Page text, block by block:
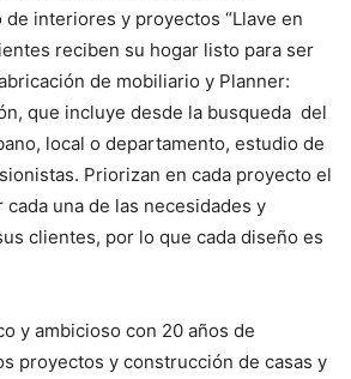
interiores y proyectos “Llave en
reciben su hogar listo para ser
de mobiliario y Planner:
que incluye desde la busqueda del
local o departamento, estudio de
Priorizan en cada proyecto el
una de las necesidades y
clientes, por lo que cada diseño es
y ambicioso con 20 años de
proyectos y construcción de casas y